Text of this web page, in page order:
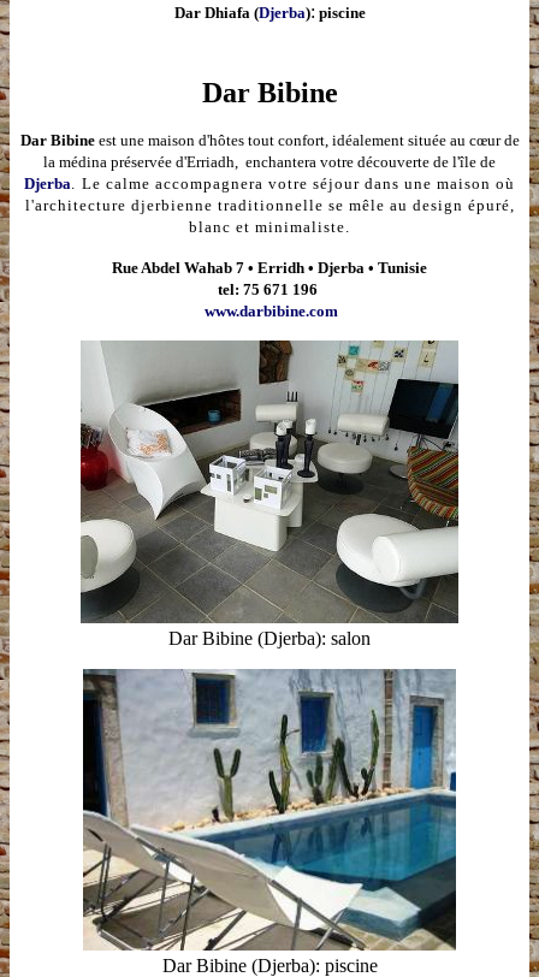
Dar Dhiafa (Djerba): piscine
Dar Bibine
Dar Bibine est une maison d'hôtes tout confort, idéalement située au cœur de
la médina préservée d'Erriadh, enchantera votre découverte de l'île de
Djerba. Le calme accompagnera votre séjour dans une maison où
l'architecture djerbienne traditionnelle se mêle au design épuré,
blanc et minimaliste.
Rue Abdel Wahab 7 • Erridh • Djerba • Tunisie
tel: 75 671 196
www.darbibine.com
Dar Bibine (Djerba): salon
Dar Bibine (Djerba): piscine